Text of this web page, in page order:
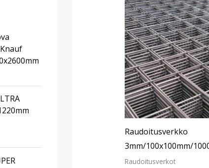
Raudoitusverkko
3mm/100x100mm/
Raudoitusverkot